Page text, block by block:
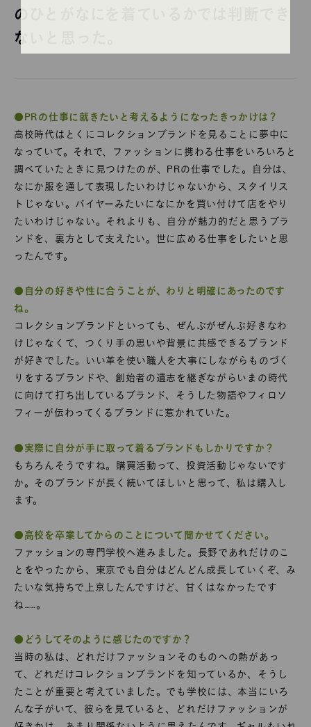
のひとがなにを着ているかでは判断でき
ないと思った。
●PRの仕事に就きたいと考えるようになったきっかけは？
高校時代はとくにコレクションブランドを見ることに夢中に
なっていて。それで、ファッションに携わる仕事をいろいろと
調べていたときに見つけたのが、PRの仕事でした。自分は、
なにか服を通して表現したいわけじゃないから、スタイリス
トじゃない。バイヤーみたいになにかを買い付けて店をやり
たいわけじゃない。それよりも、自分が魅力的だと思うブラ
ンドを、裏方として支えたい。世に広める仕事をしたいと思
ったんです。
●自分の好きや性に合うことが、わりと明確にあったのです
ね。
コレクションブランドといっても、ぜんぶがぜんぶ好きなわ
けじゃなくて、つくり手の思いや背景に共感できるブランド
が好きでした。いい革を使い職人を大事にしながらものづく
りをするブランドや、創始者の遺志を継ぎながらいまの時代
に向けて打ち出しているブランド、そうした物語やフィロソ
フィーが伝わってくるブランドに惹かれていた。
●実際に自分が手に取って着るブランドもしかりですか？
もちろんそうですね。購買活動って、投資活動じゃないです
か。そのブランドが長く続いてほしいと思って、私は購入し
ます。
●高校を卒業してからのことについて聞かせてください。
ファッションの専門学校へ進みました。長野であれだけのこ
とをやったから、東京でも自分はどんどん成長していくぞ、み
たいな気持ちで上京したんですけど、甘くはなかったです
ね……。
●どうしてそのように感じたのですか？
当時の私は、どれだけファッションそのものへの熱があっ
て、どれだけコレクションブランドを知っているか、そうし
たことが重要と考えていました。でも学校には、本当にいろ
んな子がいて、彼らを見ていると、どれだけファッションが